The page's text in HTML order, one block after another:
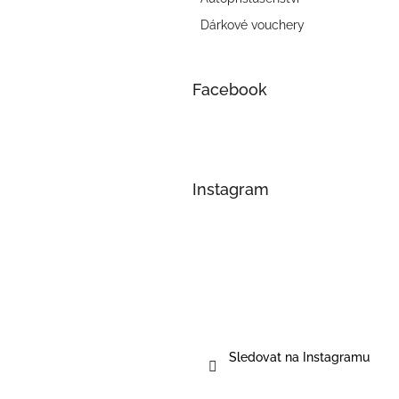
Dárkové vouchery
Facebook
Instagram
Sledovat na Instagramu